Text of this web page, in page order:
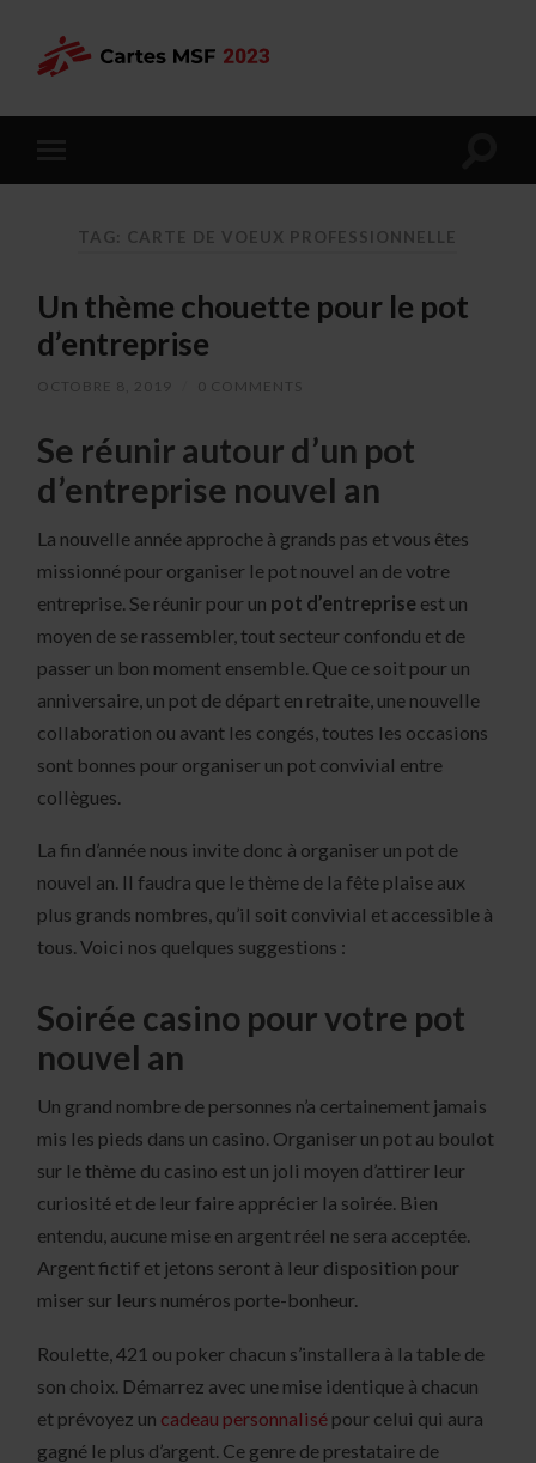
TAG: CARTE DE VOEUX PROFESSIONNELLE
Un thème chouette pour le pot
d’entreprise
OCTOBRE 8, 2019 0 COMMENTS
Se réunir autour d’un pot
d’entreprise nouvel an
La nouvelle année approche à grands pas et vous êtes
missionné pour organiser le pot nouvel an de votre
entreprise. Se réunir pour un pot d’entreprise est un
moyen de se rassembler, tout secteur confondu et de
passer un bon moment ensemble. Que ce soit pour un
anniversaire, un pot de départ en retraite, une nouvelle
collaboration ou avant les congés, toutes les occasions
sont bonnes pour organiser un pot convivial entre
collègues.
La fin d’année nous invite donc à organiser un pot de
nouvel an. Il faudra que le thème de la fête plaise aux
plus grands nombres, qu’il soit convivial et accessible à
tous. Voici nos quelques suggestions :
Soirée casino pour votre pot
nouvel an
Un grand nombre de personnes n’a certainement jamais
mis les pieds dans un casino. Organiser un pot au boulot
sur le thème du casino est un joli moyen d’attirer leur
curiosité et de leur faire apprécier la soirée. Bien
entendu, aucune mise en argent réel ne sera acceptée.
Argent fictif et jetons seront à leur disposition pour
miser sur leurs numéros porte-bonheur.
Roulette, 421 ou poker chacun s’installera à la table de
son choix. Démarrez avec une mise identique à chacun
et prévoyez un cadeau personnalisé pour celui qui aura
gagné le plus d’argent. Ce genre de prestataire de